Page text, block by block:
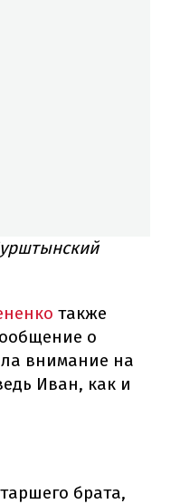
также
о
внимание на
Иван, как и
брата,